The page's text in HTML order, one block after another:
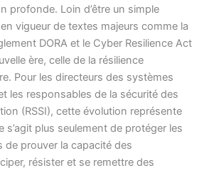
profonde. Loin d’être un simple
vigueur de textes majeurs comme la
DORA et le Cyber Resilience Act
ère, celle de la résilience
Pour les directeurs des systèmes
les responsables de la sécurité des
(RSSI), cette évolution représente
s’agit plus seulement de protéger les
de prouver la capacité des
résister et se remettre des